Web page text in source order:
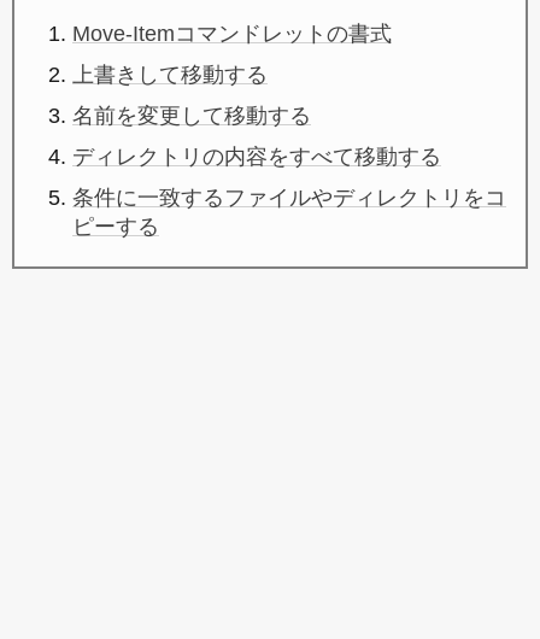
Move-Itemコマンドレットの書式
上書きして移動する
名前を変更して移動する
ディレクトリの内容をすべて移動する
条件に一致するファイルやディレクトリをコ
ピーする